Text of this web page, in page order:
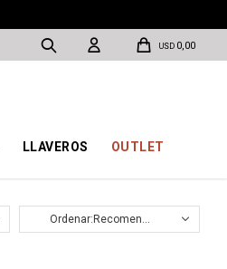
LLAVEROS OUTLET
USD 0,00
Recomendados